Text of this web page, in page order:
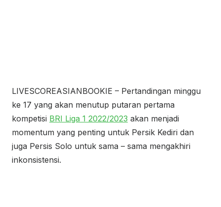
LIVESCOREASIANBOOKIE – Pertandingan minggu
ke 17 yang akan menutup putaran pertama
kompetisi BRI Liga 1 2022/2023 akan menjadi
momentum yang penting untuk Persik Kediri dan
juga Persis Solo untuk sama – sama mengakhiri
inkonsistensi.